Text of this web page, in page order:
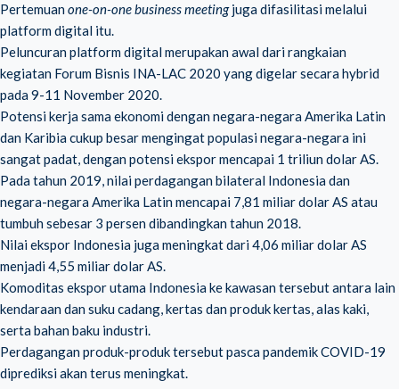
Pertemuanone-on-one business meetingjuga difasilitasi melalui
platform digital itu.
Peluncuran platform digital merupakan awal dari rangkaian
kegiatan Forum Bisnis INA-LAC 2020 yang digelar secara hybrid
pada 9-11 November 2020.
Potensi kerja sama ekonomi dengan negara-negara Amerika Latin
dan Karibia cukup besar mengingat populasi negara-negara ini
sangat padat, dengan potensi ekspor mencapai 1 triliun dolar AS.
Pada tahun 2019, nilai perdagangan bilateral Indonesia dan
negara-negara Amerika Latin mencapai 7,81 miliar dolar AS atau
tumbuh sebesar 3 persen dibandingkan tahun 2018.
Nilai ekspor Indonesia juga meningkat dari 4,06 miliar dolar AS
menjadi 4,55 miliar dolar AS.
Komoditas ekspor utama Indonesia ke kawasan tersebut antara lain
kendaraan dan suku cadang, kertas dan produk kertas, alas kaki,
serta bahan baku industri.
Perdagangan produk-produk tersebut pasca pandemik COVID-19
diprediksi akan terus meningkat.